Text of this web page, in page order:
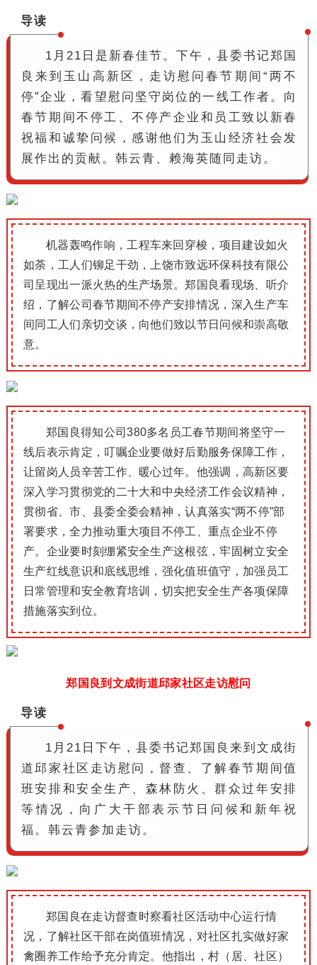
导读
1月21日是新春佳节。下午，县委书记郑国
良来到玉山高新区，走访慰问春节期间“两不
停”企业，看望慰问坚守岗位的一线工作者。 向
春节期间不停工、不停产企业和员工致以新春
祝福和诚挚问候，感谢他们为玉山经济社会发
展作出的贡献。 韩云青、赖海英随同走访。
机器轰鸣作响，工程车来回穿梭，项目建设如火
如荼，工人们铆足干劲，上饶市致远环保科技有限公
司呈现出一派火热的生产场景。郑国良看现场、听介
绍，了解公司春节期间不停产安排情况，深入生产车
间同工人们亲切交谈，向他们致以节日问候和崇高敬
意。
郑国良得知公司380多名员工春节期间将坚守一
线后表示肯定，叮嘱企业要做好后勤服务保障工作，
让留岗人员辛苦工作、暖心过年。 他强调，高新区要
深入学习贯彻党的二十大和中央经济工作会议精神，
贯彻省、市、县委全委会精神，认真落实“两不停”部
署要求，全力推动重大项目不停工、重点企业不停
产。 企业要时刻绷紧安全生产这根弦，牢固树立安全
生产红线意识和底线思维，强化值班值守，加强员工
日常管理和安全教育培训，切实把安全生产各项保障
措施落实到位。
郑国良到文成街道邱家社区走访慰问
导读
1月21日下午，县委书记郑国良来到文成街
道邱家社区走访慰问，督查、了解春节期间值
班安排和安全生产、森林防火、群众过年安排
等情况，向广大干部表示节日问候和新年祝
福。 韩云青参加走访。
郑国良在走访督查时察看社区活动中心运行情
况，了解社区干部在岗值班情况，对社区扎实做好家
禽圈养工作给予充分肯定。 他指出，村（居、社区）